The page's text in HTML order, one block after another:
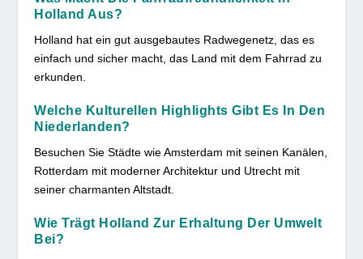
Holland Aus?
Holland hat ein gut ausgebautes Radwegenetz, das es
einfach und sicher macht, das Land mit dem Fahrrad zu
erkunden.
Welche Kulturellen Highlights Gibt Es In Den
Niederlanden?
Besuchen Sie Städte wie Amsterdam mit seinen Kanälen,
Rotterdam mit moderner Architektur und Utrecht mit
seiner charmanten Altstadt.
Wie Trägt Holland Zur Erhaltung Der Umwelt
Bei?